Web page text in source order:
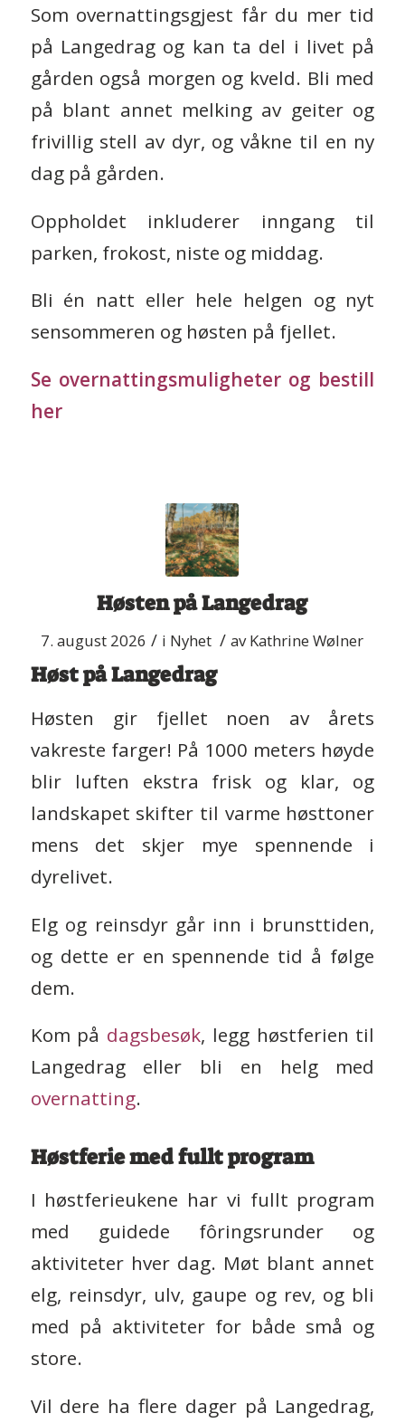
Som overnattingsgjest får du mer tid
på Langedrag og kan ta del i livet på
gården også morgen og kveld. Bli med
på blant annet melking av geiter og
frivillig stell av dyr, og våkne til en ny
dag på gården.
Oppholdet inkluderer inngang til
parken, frokost, niste og middag.
Bli én natt eller hele helgen og nyt
sensommeren og høsten på fjellet.
Se overnattingsmuligheter og bestill
her
Høsten på Langedrag
7. august 2026 / i Nyhet / avKathrine Wølner
Høst på Langedrag
Høsten gir fjellet noen av årets
vakreste farger! På 1000 meters høyde
blir luften ekstra frisk og klar, og
landskapet skifter til varme høsttoner
mens det skjer mye spennende i
dyrelivet.
Elg og reinsdyr går inn i brunsttiden,
og dette er en spennende tid å følge
dem.
Kom på dagsbesøk, legg høstferien til
Langedrag eller bli en helg med
overnatting.
Høstferie med fullt program
I høstferieukene har vi fullt program
med guidede fôringsrunder og
aktiviteter hver dag. Møt blant annet
elg, reinsdyr, ulv, gaupe og rev, og bli
med på aktiviteter for både små og
store.
Vil dere ha flere dager på Langedrag,